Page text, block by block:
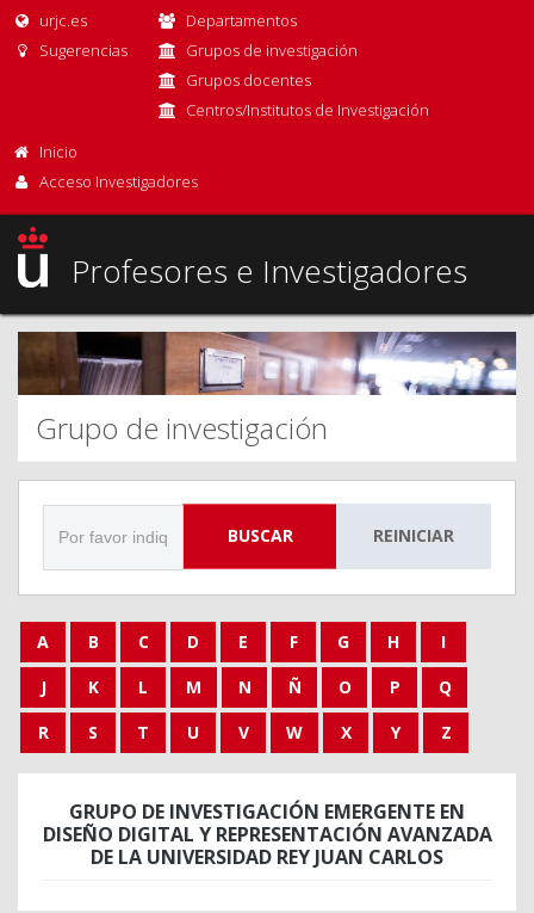
urjc.es
Sugerencias
Departamentos
Grupos de investigación
Grupos docentes
Centros/Institutos de Investigación
Inicio
Acceso Investigadores
Profesores e Investigadores
Grupo de investigación
BUSCAR REINICIAR
A B C D E F G H
I
J
K L M N Ñ O P
Q
R
S T U V W X Y Z
GRUPO DE INVESTIGACIÓN EMERGENTE EN
DISEÑO DIGITAL Y REPRESENTACIÓN AVANZADA
DE LA UNIVERSIDAD REY JUAN CARLOS